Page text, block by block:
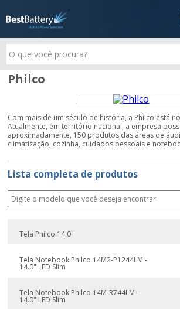
Philco
Com mais de um século de história, a Philco está
Atualmente, em território nacional, a empresa
aproximadamente, 150 produtos das áreas de
climatização, cozinha, cuidados pessoais e
Lista completa de produtos
Tela Philco 14.0"
Tela Notebook Philco 14M2-P1244LM -
14.0" LED Slim
Tela Notebook Philco 14M-R744LM -
14.0" LED Slim